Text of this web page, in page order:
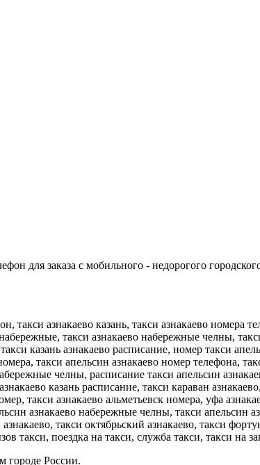
для заказа с мобильного - недорогого
такси азнакаево казань, такси азнакаево номера
такси азнакаево набережные челны,
казань азнакаево расписание, номер такси
такси апельсин азнакаево номер телефона,
челны, расписание такси апельсин
казань расписание, такси караван
такси азнакаево альметьевск номера, уфа
азнакаево набережные челны, такси апельсин
такси октябрьский азнакаево, такси
такси, поездка на такси, служба такси, такси на
городе России.